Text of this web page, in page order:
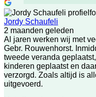
Jordy Schaufeli
2 maanden geleden
Al jaren werken wij met
Gebr. Rouwenhorst.
tweede veranda
kinderen geplaatst en
verzorgd. Zoals altijd is
uitgevoerd.